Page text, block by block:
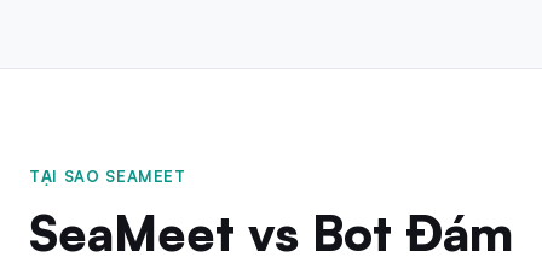
TẠI SAO SEAMEET
SeaMeet vs Bot Đám